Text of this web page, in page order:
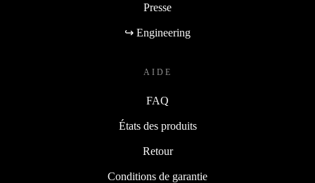
Presse
↪ Engineering
AIDE
FAQ
États des produits
Retour
Conditions de garantie